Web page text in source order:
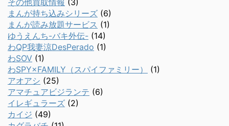
その他買取情報 (3)
まんが持ち込みシリーズ (6)
まんが読み放題サービス (1)
ゆうえんち-バキ外伝- (14)
わQP我妻涼DesPerado (1)
わSOV (1)
わSPY×FAMILY（スパイファミリー）
(1)
アオアシ (25)
アマチュアビジランテ (6)
イレギュラーズ (2)
カイジ (49)